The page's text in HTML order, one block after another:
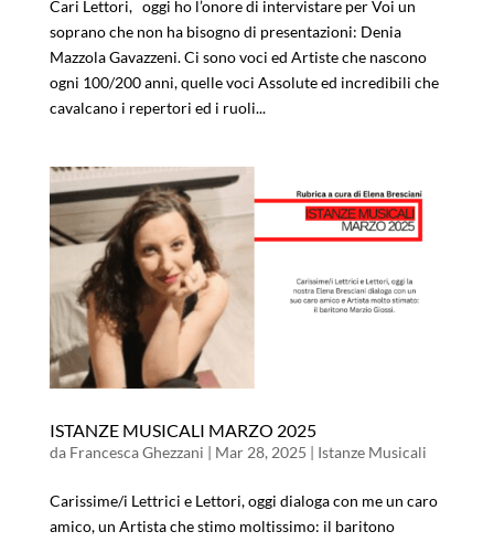
Cari Lettori, oggi ho l’onore di intervistare per Voi un
soprano che non ha bisogno di presentazioni: Denia
Mazzola Gavazzeni. Ci sono voci ed Artiste che nascono
ogni 100/200 anni, quelle voci Assolute ed incredibili che
cavalcano i repertori ed i ruoli...
ISTANZE MUSICALI MARZO 2025
da Francesca Ghezzani | Mar 28, 2025 | Istanze Musicali
Carissime/i Lettrici e Lettori, oggi dialoga con me un caro
amico, un Artista che stimo moltissimo: il baritono